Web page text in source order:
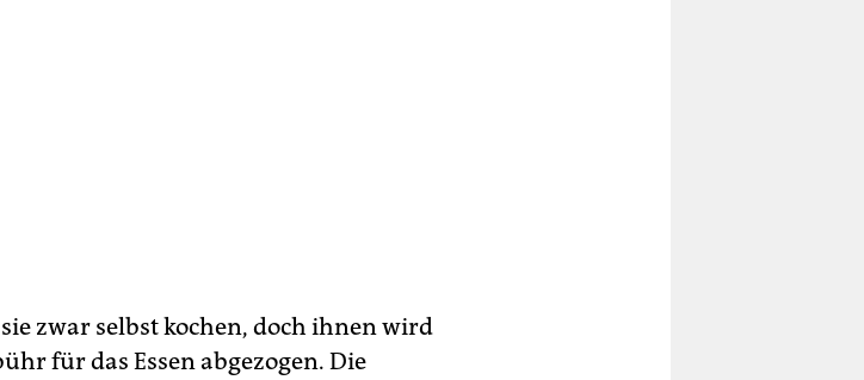
zwar selbst kochen, doch ihnen wird
für das Essen abgezogen. Die